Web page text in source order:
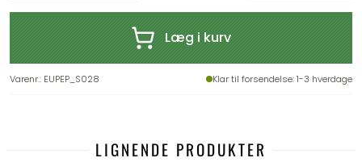
Læg i kurv
Varenr.: EUPEP_S028 Klar til forsendelse: 1-3 hverdage
LIGNENDE PRODUKTER